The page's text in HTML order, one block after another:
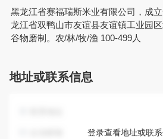
黑龙江省赛福瑞斯米业有限公司，成
龙江省双鸭山市友谊县友谊镇工业园
谷物磨制。农/林/牧/渔 100-499人
地址或联系信息
登录查看地址或联